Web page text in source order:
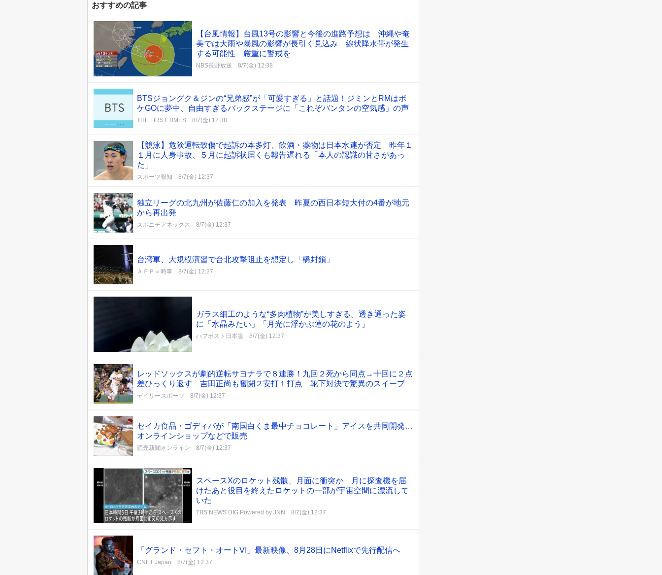
おすすめの記事
【台風情報】台風13号の影響と今後の進路予想は 沖縄や奄
美では大雨や暴風の影響が長引く見込み 線状降水帯が発生
する可能性 厳重に警戒を
NBS長野放送 8/7(金) 12:38
BTSジョングク＆ジンの“兄弟感”が「可愛すぎる」と話題！ジミンとRMはポ
ケGOに夢中、自由すぎるバックステージに「これぞバンタンの空気感」の声
THE FIRST TIMES 8/7(金) 12:38
【競泳】危険運転致傷で起訴の本多灯、飲酒・薬物は日本水連が否定 昨年１
１月に人身事故、５月に起訴状届くも報告遅れる「本人の認識の甘さがあっ
た」
スポーツ報知 8/7(金) 12:37
独立リーグの北九州が佐藤仁の加入を発表 昨夏の西日本短大付の4番が地元
から再出発
スポニチアネックス 8/7(金) 12:37
台湾軍、大規模演習で台北攻撃阻止を想定し「橋封鎖」
ＡＦＰ＝時事 8/7(金) 12:37
ガラス細工のような“多肉植物”が美しすぎる。透き通った姿
に「水晶みたい」「月光に浮かぶ蓮の花のよう」
ハフポスト日本版 8/7(金) 12:37
レッドソックスが劇的逆転サヨナラで８連勝！九回２死から同点→十回に２点
差ひっくり返す 吉田正尚も奮闘２安打１打点 靴下対決で驚異のスイープ
デイリースポーツ 8/7(金) 12:37
セイカ食品・ゴディバが「南国白くま最中チョコレート」アイスを共同開発…
オンラインショップなどで販売
読売新聞オンライン 8/7(金) 12:37
スペースXのロケット残骸、月面に衝突か 月に探査機を届
けたあと役目を終えたロケットの一部が宇宙空間に漂流して
いた
TBS NEWS DIG Powered by JNN 8/7(金) 12:37
「グランド・セフト・オートVI」最新映像、8月28日にNetflixで先行配信へ
CNET Japan 8/7(金) 12:37